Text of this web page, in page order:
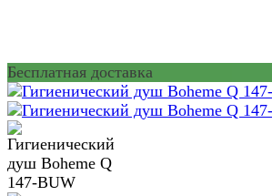
Бесплатная доставка